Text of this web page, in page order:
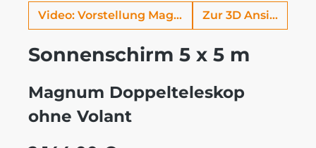
Video: Vorstellung Magnum Zur 3D Ansicht
Sonnenschirm 5 x 5 m
Magnum Doppelteleskop
ohne Volant